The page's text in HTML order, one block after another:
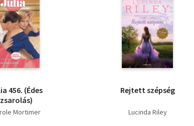
456. (Édes
zsarolás)
Mortimer
Rejtett szépség
Lucinda Riley